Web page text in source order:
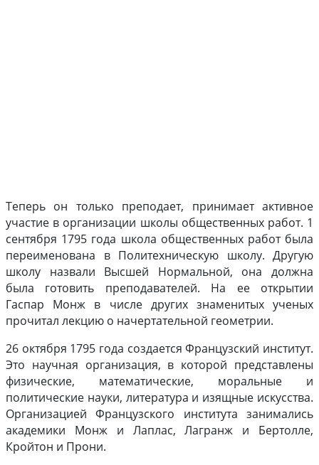
Теперь он только преподает, принимает активное
участие в организации школы общественных работ. 1
сентября 1795 года школа общественных работ была
переименована в Политехническую школу. Другую
школу назвали Высшей Нормальной, она должна
была готовить преподавателей. На ее открытии
Гаспар Монж в числе других знаменитых ученых
прочитал лекцию о начертательной геометрии.
26 октября 1795 года создается Французский институт.
Это научная организация, в которой представлены
физические, математические, моральные и
политические науки, литература и изящные искусства.
Организацией Французского института занимались
академики Монж и Лаплас, Лагранж и Бертолле,
Кройтон и Прони.